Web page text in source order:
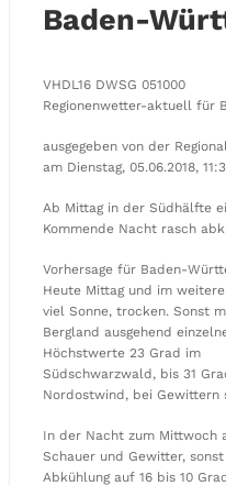
Baden-
VHDL16 DWSG 051000
Regionenwetter-aktuell für
ausgegeben von der
am Dienstag, 05.06.2018,
Ab Mittag in der Südhälfte
Kommende Nacht rasch
Vorhersage für Baden-
Heute Mittag und im
viel Sonne, trocken. Sonst
Bergland ausgehend
Höchstwerte 23 Grad im
Südschwarzwald, bis 31
Nordostwind, bei Gewittern
In der Nacht zum Mittwoch
Schauer und Gewitter,
Abkühlung auf 16 bis 10